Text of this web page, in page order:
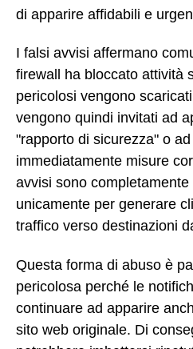
di apparire affidabili e
I falsi avvisi affermano
firewall ha bloccato attività
pericolosi vengono
vengono quindi invitati ad
"rapporto di sicurezza" o
immediatamente misure
avvisi sono
unicamente per generare
traffico verso destinazioni
Questa forma di abuso è
pericolosa perché le
continuare ad apparire
sito web originale. Di